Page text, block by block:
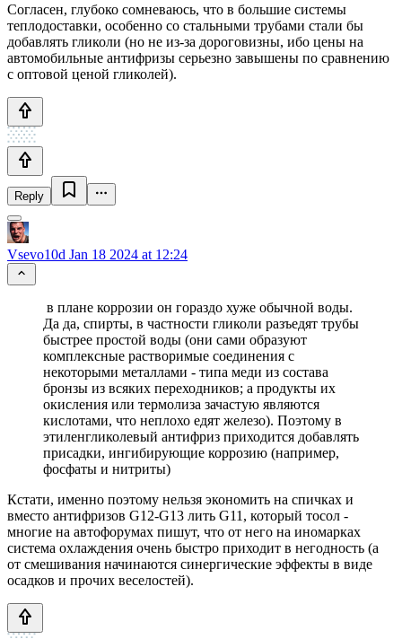
Согласен, глубоко сомневаюсь, что в большие системы
теплодоставки, особенно со стальными трубами стали бы
добавлять гликоли (но не из-за дороговизны, ибо цены на
автомобильные антифризы серьезно завышены по сравнению
с оптовой ценой гликолей).
Reply
Vsevo10d Jan 18 2024 at 12:24
в плане коррозии он гораздо хуже обычной воды.
Да да, спирты, в частности гликоли разъедят трубы
быстрее простой воды (они сами образуют
комплексные растворимые соединения с
некоторыми металлами - типа меди из состава
бронзы из всяких переходников; а продукты их
окисления или термолиза зачастую являются
кислотами, что неплохо едят железо). Поэтому в
этиленгликолевый антифриз приходится добавлять
присадки, ингибирующие коррозию (например,
фосфаты и нитриты)
Кстати, именно поэтому нельзя экономить на спичках и
вместо антифризов G12-G13 лить G11, который тосол -
многие на автофорумах пишут, что от него на иномарках
система охлаждения очень быстро приходит в негодность (а
от смешивания начинаются синергические эффекты в виде
осадков и прочих веселостей).